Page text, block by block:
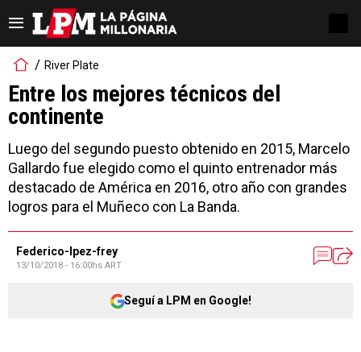
River Plate
Entre los mejores técnicos del
continente
Luego del segundo puesto obtenido en 2015, Marcelo
Gallardo fue elegido como el quinto entrenador más
destacado de América en 2016, otro año con grandes
logros para el Muñeco con La Banda.
Federico-lpez-frey
13/10/2018 - 16:00hs ART
Seguí a LPM en Google!